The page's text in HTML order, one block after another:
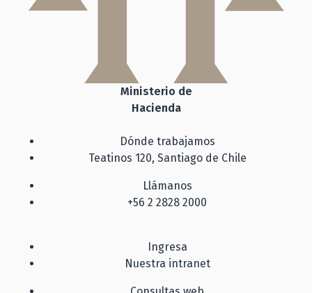
Ministerio de
Hacienda
Dónde trabajamos
Teatinos 120, Santiago de Chile
Llámanos
+56 2 2828 2000
Ingresa
Nuestra intranet